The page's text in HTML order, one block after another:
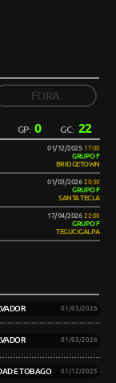
FORA
GP: 0 GC: 22
01/12/2025 17:00
GRUPO F
BRIDGETOWN
01/03/2026 20:30
GRUPO F
SANTA TECLA
17/04/2026 22:00
GRUPO F
TEGUCIGALPA
01/03/2026
01/03/2026
E TOBAGO 01/12/2025